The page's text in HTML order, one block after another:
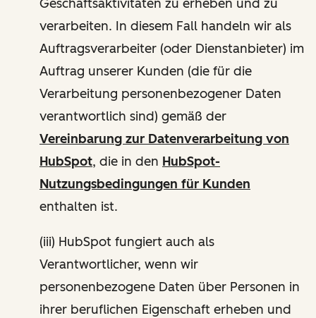
Geschäftsaktivitäten zu erheben und zu
verarbeiten. In diesem Fall handeln wir als
Auftragsverarbeiter (oder Dienstanbieter) im
Auftrag unserer Kunden (die für die
Verarbeitung personenbezogener Daten
verantwortlich sind) gemäß der
Vereinbarung zur Datenverarbeitung von
HubSpot, die in den HubSpot-
Nutzungsbedingungen für Kunden
enthalten ist.
(iii) HubSpot fungiert auch als
Verantwortlicher, wenn wir
personenbezogene Daten über Personen in
ihrer beruflichen Eigenschaft erheben und